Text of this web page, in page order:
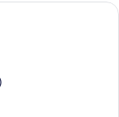
soveværelse med